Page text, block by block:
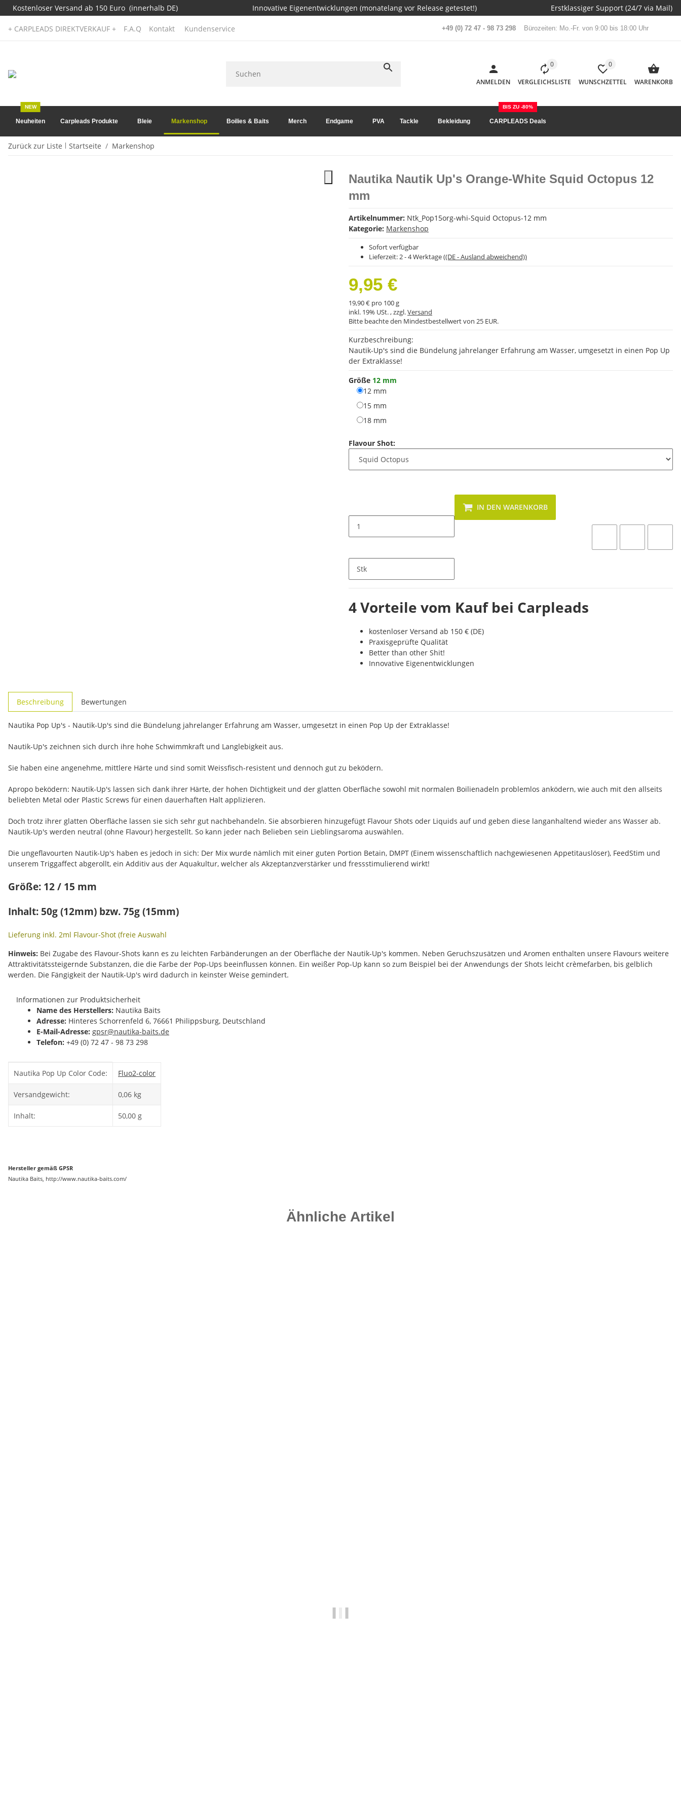
Kostenloser Versand ab 150 Euro (innerhalb DE) Innovative Eigenentwicklungen (monatelang vor Release getestet!) Erstklassiger Support (24/7 via Mail)
+ CARPLEADS DIREKTVERKAUF + F.A.Q Kontakt Kundenservice +49 (0) 72 47 - 98 73 298 Bürozeiten: Mo.-Fr. von 9:00 bis 18:00 Uhr
ANMELDEN
0
VERGLEICHSLISTE
0
WUNSCHZETTEL WARENKORB
Neuheiten
NEW
Carpleads Produkte Bleie Markenshop Boilies & Baits Merch Endgame PVA Tackle Bekleidung CARPLEADS Deals
BIS ZU -80%
Zurück zur Liste Startseite Markenshop
Nautika Nautik Up's Orange-White Squid Octopus 12
mm
Artikelnummer: Ntk_Pop15org-whi-Squid Octopus-12 mm
Kategorie: Markenshop
Sofort verfügbar
Lieferzeit: 2 - 4 Werktage((DE - Ausland abweichend))
9,95 €
19,90 € pro 100 g
inkl. 19% USt. , zzgl.Versand
Bitte beachte den Mindestbestellwert von 25 EUR.
Kurzbeschreibung:
Nautik-Up's sind die Bündelung jahrelanger Erfahrung am Wasser, umgesetzt in einen Pop Up
der Extraklasse!
Größe 12 mm
12 mm
15 mm
18 mm
Flavour Shot:
Stk
IN DEN WARENKORB
4 Vorteile vom Kauf bei Carpleads
kostenloser Versand ab 150 € (DE)
Praxisgeprüfte Qualität
Better than other Shit!
Innovative Eigenentwicklungen
Beschreibung Bewertungen
Nautika Pop Up's - Nautik-Up's sind die Bündelung jahrelanger Erfahrung am Wasser, umgesetzt in einen Pop Up der Extraklasse!
Nautik-Up's zeichnen sich durch ihre hohe Schwimmkraft und Langlebigkeit aus.
Sie haben eine angenehme, mittlere Härte und sind somit Weissfisch-resistent und dennoch gut zu beködern.
Apropo beködern: Nautik-Up's lassen sich dank ihrer Härte, der hohen Dichtigkeit und der glatten Oberfläche sowohl mit normalen Boilienadeln problemlos anködern, wie auch mit den allseits
beliebten Metal oder Plastic Screws für einen dauerhaften Halt applizieren.
Doch trotz ihrer glatten Oberfläche lassen sie sich sehr gut nachbehandeln. Sie absorbieren hinzugefügt Flavour Shots oder Liquids auf und geben diese langanhaltend wieder ans Wasser ab.
Nautik-Up's werden neutral (ohne Flavour) hergestellt. So kann jeder nach Belieben sein Lieblingsaroma auswählen.
Die ungeflavourten Nautik-Up's haben es jedoch in sich: Der Mix wurde nämlich mit einer guten Portion Betain, DMPT (Einem wissenschaftlich nachgewiesenen Appetitauslöser), FeedStim und
unserem Triggaffect abgerollt, ein Additiv aus der Aquakultur, welcher als Akzeptanzverstärker und fressstimulierend wirkt!
Größe: 12 / 15 mm
Inhalt: 50g (12mm) bzw. 75g (15mm)
Lieferung inkl. 2ml Flavour-Shot (freie Auswahl
Hinweis: Bei Zugabe des Flavour-Shots kann es zu leichten Farbänderungen an der Oberfläche der Nautik-Up's kommen. Neben Geruchszusätzen und Aromen enthalten unsere Flavours weitere
Attraktivitätssteigernde Substanzen, die die Farbe der Pop-Ups beeinflussen können. Ein weißer Pop-Up kann so zum Beispiel bei der Anwendungs der Shots leicht crèmefarben, bis gelblich
werden. Die Fängigkeit der Nautik-Up's wird dadurch in keinster Weise gemindert.
Informationen zur Produktsicherheit
Name des Herstellers: Nautika Baits
Adresse: Hinteres Schorrenfeld 6, 76661 Philippsburg, Deutschland
E-Mail-Adresse: gpsr@nautika-baits.de
Telefon: +49 (0) 72 47 - 98 73 298
Nautika Pop Up Color Code: Fluo2-color
Versandgewicht: 0,06 kg
Inhalt: 50,00 g
Hersteller gemäß GPSR
Nautika Baits, http://www.nautika-baits.com/
Ähnliche Artikel